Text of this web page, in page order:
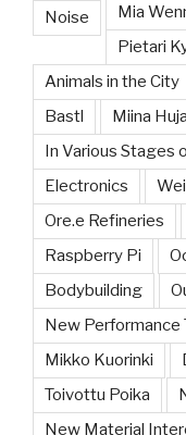
Noise Mia
Pietari
Animals in the City
Bastl
Miina
In Various Stages
Electronics
Ore.e Refineries
Raspberry Pi
Bodybuilding
New Performance
Mikko Kuorinki
Toivottu Poika
New Material